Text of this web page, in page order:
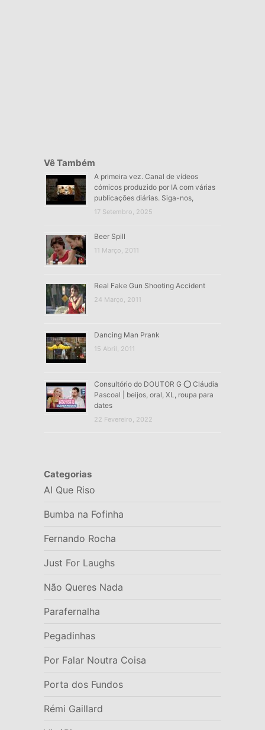
Vê Também
A primeira vez. Canal de vídeos
cómicos produzido por IA com várias
publicações diárias. Siga-nos,
17 Setembro, 2025
Beer Spill
11 Março, 2011
Real Fake Gun Shooting Accident
24 Março, 2011
Dancing Man Prank
15 Abril, 2011
Consultório do DOUTOR G ⭕ Cláudia
Pascoal | beijos, oral, XL, roupa para
dates
22 Fevereiro, 2022
Categorias
AI Que Riso
Bumba na Fofinha
Fernando Rocha
Just For Laughs
Não Queres Nada
Parafernalha
Pegadinhas
Por Falar Noutra Coisa
Porta dos Fundos
Rémi Gaillard